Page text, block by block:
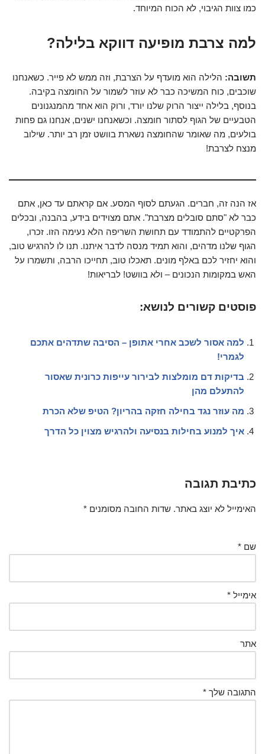
כמו צוות הגיבוי, לא הכוח המיוחד.
למה צרבת מופיעה דווקא בלילה?
תשובה: הלילה הוא מועדף על הצרבת, וזה ממש לא פייר. כשאנחנו
שוכבים, כוח המשיכה כבר לא עוזר לשמור על החומצה בקיבה.
בנוסף, בלילה ייצור הרוק שלנו יורד, ורוק הוא אחד מהמנגנונים
הטבעיים של הגוף לסתור חומצה. וכשאנחנו ישנים, אנחנו גם פחות
בולעים, מה שאומר שהחומצה נשארת בוושט זמן רב יותר. שילוב
מנצח לצרבת!
אז הנה זה, חברים. הגעתם לסוף המסע. אם קראתם עד כאן, אתם
כבר לא "סתם סובלים מצרבת". אתם מצוידים בידע, בהבנה, ובכלים
הפרקטיים להתמודד עם תחושת השריפה הלא נעימה הזו. זכרו,
הגוף שלנו מדהים, והוא תמיד מנסה לדבר איתנו. תנו לו להרגיש טוב,
והוא יחזיר לכם באלף מונים. תאכלו טוב, תחייכו הרבה, ותשמרו על
האש במקומות הנכונים – ולא בוושט! לבריאות!
פוסטים קשורים לנושא:
למה אסור לשכב אחרי אתופן – הסיבה שתדהים אתכם
לגמרי!
בדיקות דם מומלצות לבירור עייפות כרונית שאסור
להתעלם מהן
מה עוזר נגד בחילה חזקה בהריון? הטיפ שלא הכרת
איך למנוע בחילות בנסיעה ולהרגיש מצוין כל הדרך
כתיבת תגובה
האימייל לא יוצג באתר. שדות החובה מסומנים *
שם *
אימייל *
אתר
התגובה שלך *